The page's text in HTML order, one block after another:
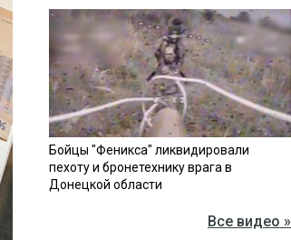
Бойцы "Феникса" ликвидировали
пехоту и бронетехнику врага в
Донецкой области
Все видео »